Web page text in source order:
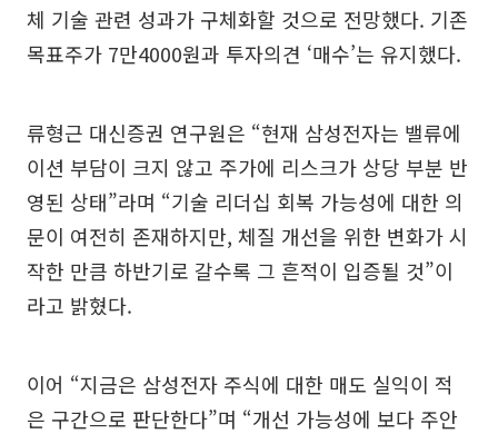
체 기술 관련 성과가 구체화할 것으로 전망했다. 기존
목표주가 7만4000원과 투자의견 ‘매수’는 유지했다.
류형근 대신증권 연구원은 “현재 삼성전자는 밸류에
이션 부담이 크지 않고 주가에 리스크가 상당 부분 반
영된 상태”라며 “기술 리더십 회복 가능성에 대한 의
문이 여전히 존재하지만, 체질 개선을 위한 변화가 시
작한 만큼 하반기로 갈수록 그 흔적이 입증될 것”이
라고 밝혔다.
이어 “지금은 삼성전자 주식에 대한 매도 실익이 적
은 구간으로 판단한다”며 “개선 가능성에 보다 주안